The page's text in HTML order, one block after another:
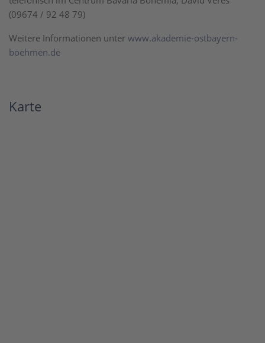
(09674 / 92 48 79)
Weitere Informationen unter www.akademie-ostbayern-
boehmen.de
Karte